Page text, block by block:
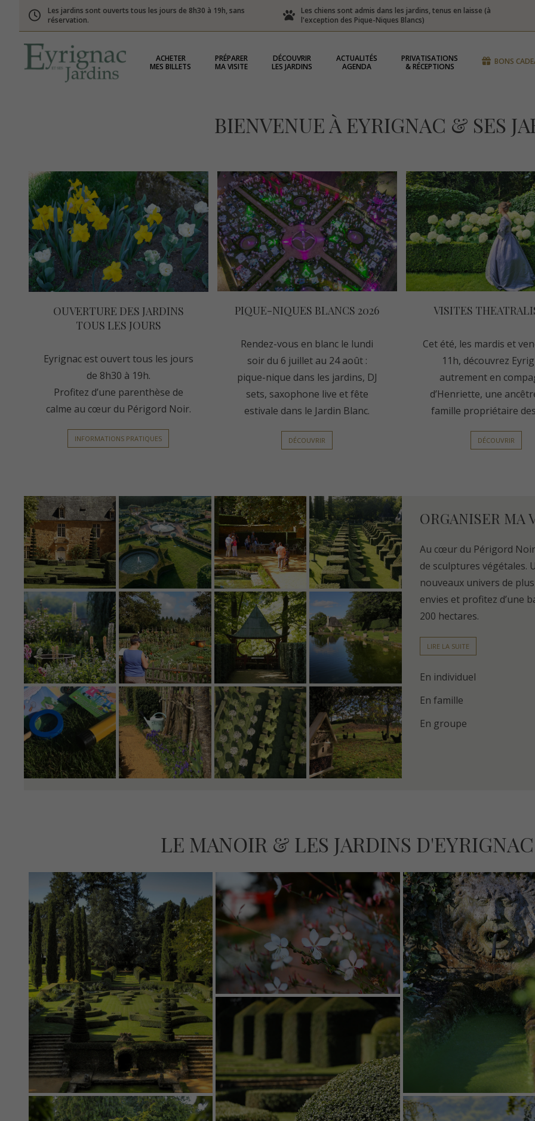
Les jardins sont ouverts tous les jours de 8h30 à 19h, sans
réservation.
Les chiens sont admis dans les jardins, tenus en laisse (à
l'exception des Pique-Niques Blancs)
ACHETER
MES BILLETS
PRÉPARER
MA VISITE
DÉCOUVRIR
LES JARDINS
ACTUALITÉS
AGENDA
PRIVATISATIONS
& RÉCEPTIONS
BONS
BIENVENUE À EYRIGNAC & SES
OUVERTURE DES JARDINS
TOUS LES JOURS
Eyrignac est ouvert tous les jours
de 8h30 à 19h.
Profitez d’une parenthèse de
calme au cœur du Périgord Noir.
INFORMATIONS PRATIQUES
PIQUE-NIQUES BLANCS 2026
Rendez-vous en blanc le lundi
soir du 6 juillet au 24 août :
pique-nique dans les jardins, DJ
sets, saxophone live et fête
estivale dans le Jardin Blanc.
DÉCOUVRIR
VISITES
Cet été, les mardis et
11h, découvrez
autrement en
d’Henriette, une
famille propriétaire
DÉCOUVRIR
ORGANISER MA
Au cœur du Périgord
de sculptures végétales.
nouveaux univers de
envies et profitez d’une
200 hectares.
LIRE LA SUITE
En individuel
En famille
En groupe
LE MANOIR & LES JARDINS